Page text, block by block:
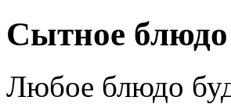
Сытное
Любое блюдо